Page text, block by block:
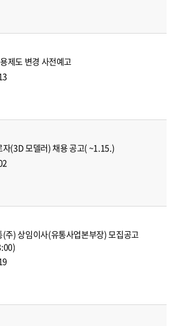
제도 변경 사전예고
자(3D 모델러) 채용 공고( ~1.15.)
(주) 상임이사(유통사업본부장) 모집공고